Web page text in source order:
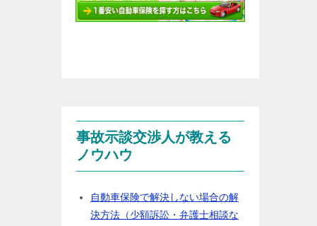
事故示談交渉人が教える
ノウハウ
自動車保険で解決しない場合の解
決方法（少額訴訟・弁護士相談な